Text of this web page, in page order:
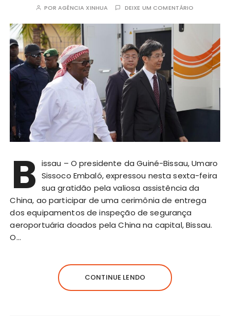
PORAGÊNCIA XINHUA DEIXE UM COMENTÁRIO
B issau – O presidente da Guiné-Bissau, Umaro
Sissoco Embaló, expressou nesta sexta-feira
sua gratidão pela valiosa assistência da
China, ao participar de uma cerimônia de entrega
dos equipamentos de inspeção de segurança
aeroportuária doados pela China na capital, Bissau.
O…
CONTINUE LENDO